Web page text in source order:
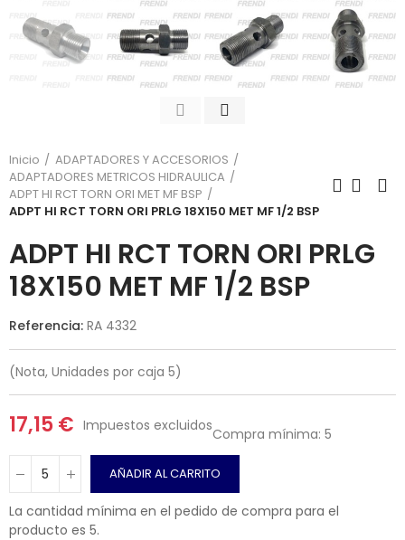
Inicio
ADAPTADORES Y ACCESORIOS
ADAPTADORES METRICOS HIDRAULICA
ADPT HI RCT TORN ORI MET MF BSP
ADPT HI RCT TORN ORI PRLG 18X150 MET MF 1/2 BSP
ADPT HI RCT TORN ORI PRLG
18X150 MET MF 1/2 BSP
Referencia: RA 4332
(Nota, Unidades por caja 5)
17,15 € Impuestos excluidosCompra mínima: 5
AÑADIR AL CARRITO
La cantidad mínima en el pedido de compra para el
producto es 5.